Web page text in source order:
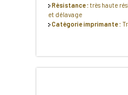
Résistance : très haute
et délavage
Catégorie imprimante :